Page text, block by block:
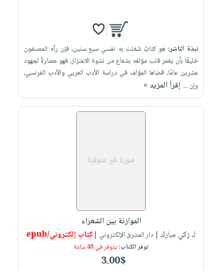
نبذة الناشر: هو كتابٌ شَغلت به نفسي سبع سنين، فإن رآه المصنفون
خليقًا بأن يغمر قلب مؤلفه بشعاع من نشوة الاعتزاز، فهو عصارةٌ لجهود
عشرين عامًا، قضاها المؤلف في دراسة الأدب العربي والأدب الفرنسي،
وإن ... إقرأ المزيد »
الموازنة بين الشعراء
لـ زكي مبارك | دار المشرق الإلكتروني |كتاب إلكتروني/epub
توفر الكتاب:يتوفر في 48 ساعة
3.00$